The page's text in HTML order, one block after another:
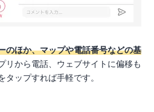
のほか、マップや電話番号などの基
リから電話、ウェブサイトに偏移も
ップすれば手軽です。